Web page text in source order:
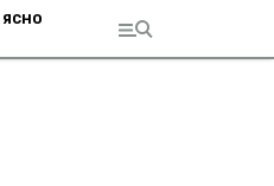
ясно